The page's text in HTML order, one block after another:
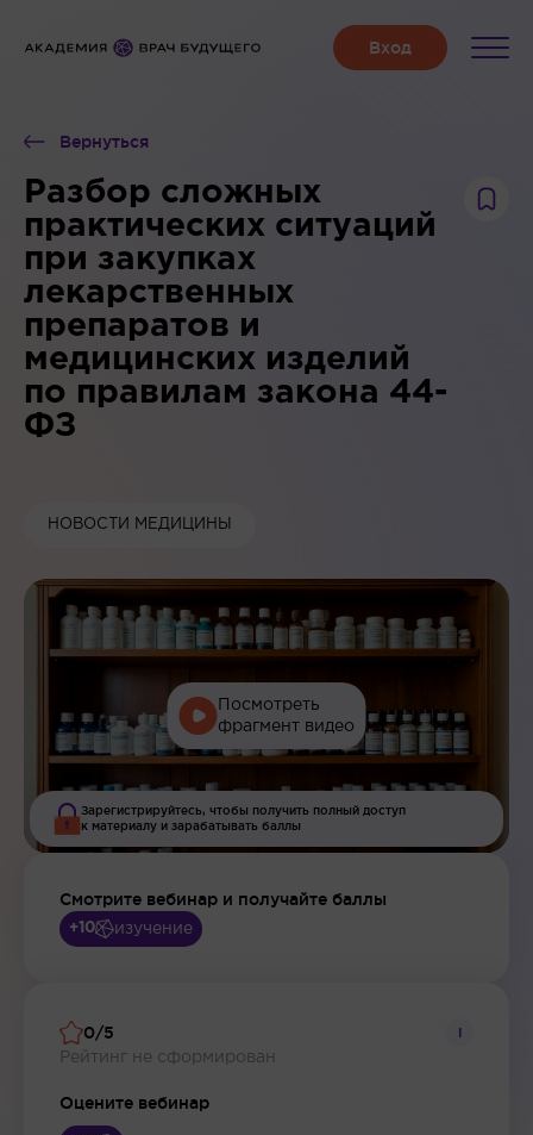
Вернуться
Разбор сложных
практических ситуаций
при закупках
лекарственных
препаратов и
медицинских изделий
по правилам закона 44-
ФЗ
НОВОСТИ МЕДИЦИНЫ
Посмотреть
фрагмент видео
Зарегистрируйтесь, чтобы получить полный доступ
к материалу и зарабатывать баллы
Смотрите вебинар и получайте баллы
+10 изучение
0/5
Рейтинг не сформирован
i
Оцените вебинар